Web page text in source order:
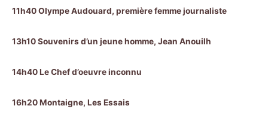
11h40 Olympe Audouard, première femme journaliste
13h10 Souvenirs d’un jeune homme, Jean Anouilh
14h40 Le Chef d’oeuvre inconnu
16h20 Montaigne, Les Essais